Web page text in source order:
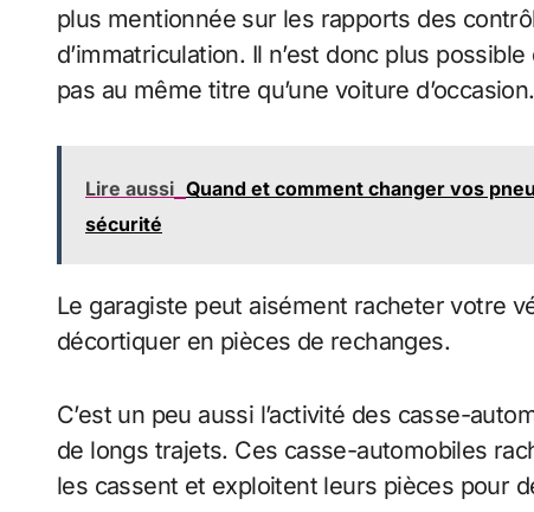
plus mentionnée sur les rapports des
d’immatriculation. Il n’est donc plus
pas au même titre qu’une voiture d’occasion.
Lire aussi Quand et comment changer vos
sécurité
Le garagiste peut aisément racheter votre
décortiquer en pièces de rechanges.
C’est un peu aussi l’activité des casse-
de longs trajets. Ces casse-automobiles
les cassent et exploitent leurs pièces pour